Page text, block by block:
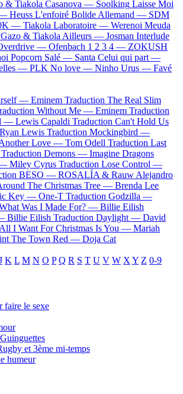
& Tiakola Casanova — Soolking Laisse Moi
— Heuss L'enfoiré Bolide Allemand — SDM
— Tiakola Laboratoire — Werenoi Meuda
Gazo & Tiakola Ailleurs — Josman Interlude
— Ofenbach 1 2 3 4 — ZOKUSH
Popcorn Salé — Santa Celui qui part —
— PLK No love — Ninho Urus — Favé
— Eminem Traduction The Real Slim
Without Me — Eminem Traduction
— Lewis Capaldi Traduction Can't Hold Us
Lewis Traduction Mockingbird —
Love — Tom Odell Traduction Last
Traduction Demons — Imagine Dragons
— Miley Cyrus Traduction Lose Control —
BESO — ROSALÍA & Rauw Alejandro
The Christmas Tree — Brenda Lee
Key — One-T Traduction Godzilla —
Was I Made For? — Billie Eilish
Billie Eilish Traduction Daylight — David
I Want For Christmas Is You — Mariah
The Town Red — Doja Cat
K L M N O P Q R S T U V W X Y Z 0-9
faire le sexe
et 3ème mi-temps
humeur